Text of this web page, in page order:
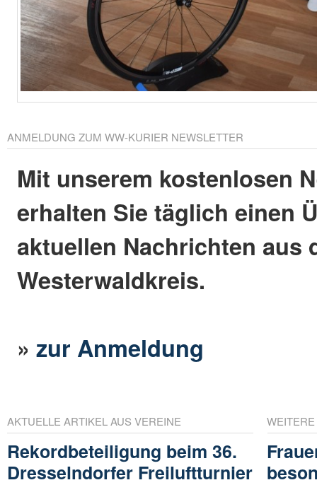
ANMELDUNG ZUM WW-KURIER NEWSLETTER
Mit unserem kostenlosen
erhalten Sie täglich einen
aktuellen Nachrichten aus
Westerwaldkreis.
»zur Anmeldung
AKTUELLE ARTIKEL AUS VEREINE
Rekordbeteiligung beim 36.
Dresselndorfer Freiluftturnier